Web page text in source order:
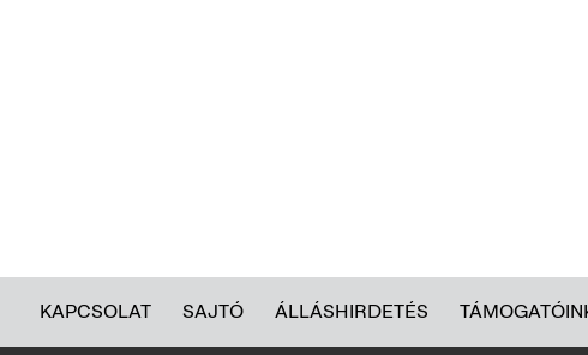
KAPCSOLAT SAJTÓ ÁLLÁSHIRDETÉS